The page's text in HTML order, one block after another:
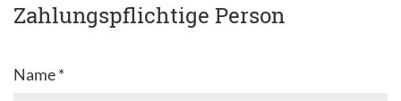
Zahlungspflichtige Person
Name *